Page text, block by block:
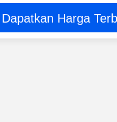
Dapatkan Harga